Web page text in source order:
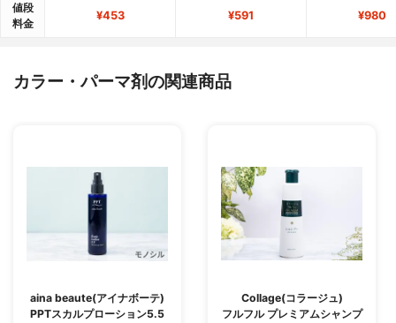
値段
料金
¥453 ¥591 ¥980
カラー・パーマ剤の関連商品
aina beaute(アイナボーテ)
PPTスカルプローション5.5
Collage(コラージュ)
フルフル プレミアムシャンプ